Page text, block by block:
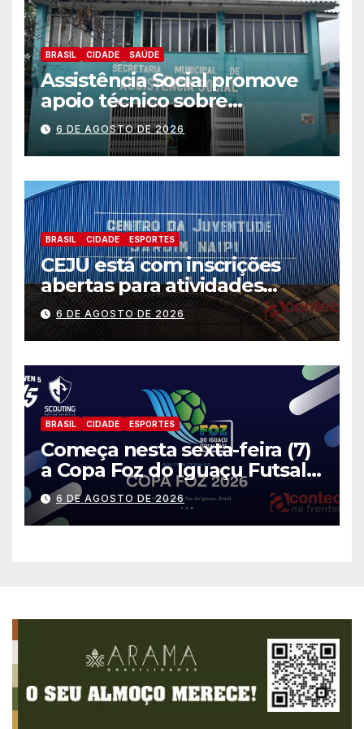
BRASIL CIDADE SAÚDE
Assistência Social promove
apoio técnico sobre
preparação e resposta a
situações de emergência e
calamidade pública
6 DE AGOSTO DE 2026
BRASIL CIDADE ESPORTES
CEJU está com inscrições
abertas para atividades
gratuitas
6 DE AGOSTO DE 2026
BRASIL CIDADE ESPORTES
Começa nesta sexta-feira (7)
a Copa Foz do Iguaçu Futsal
2026 com equipes de quatro
países
6 DE AGOSTO DE 2026